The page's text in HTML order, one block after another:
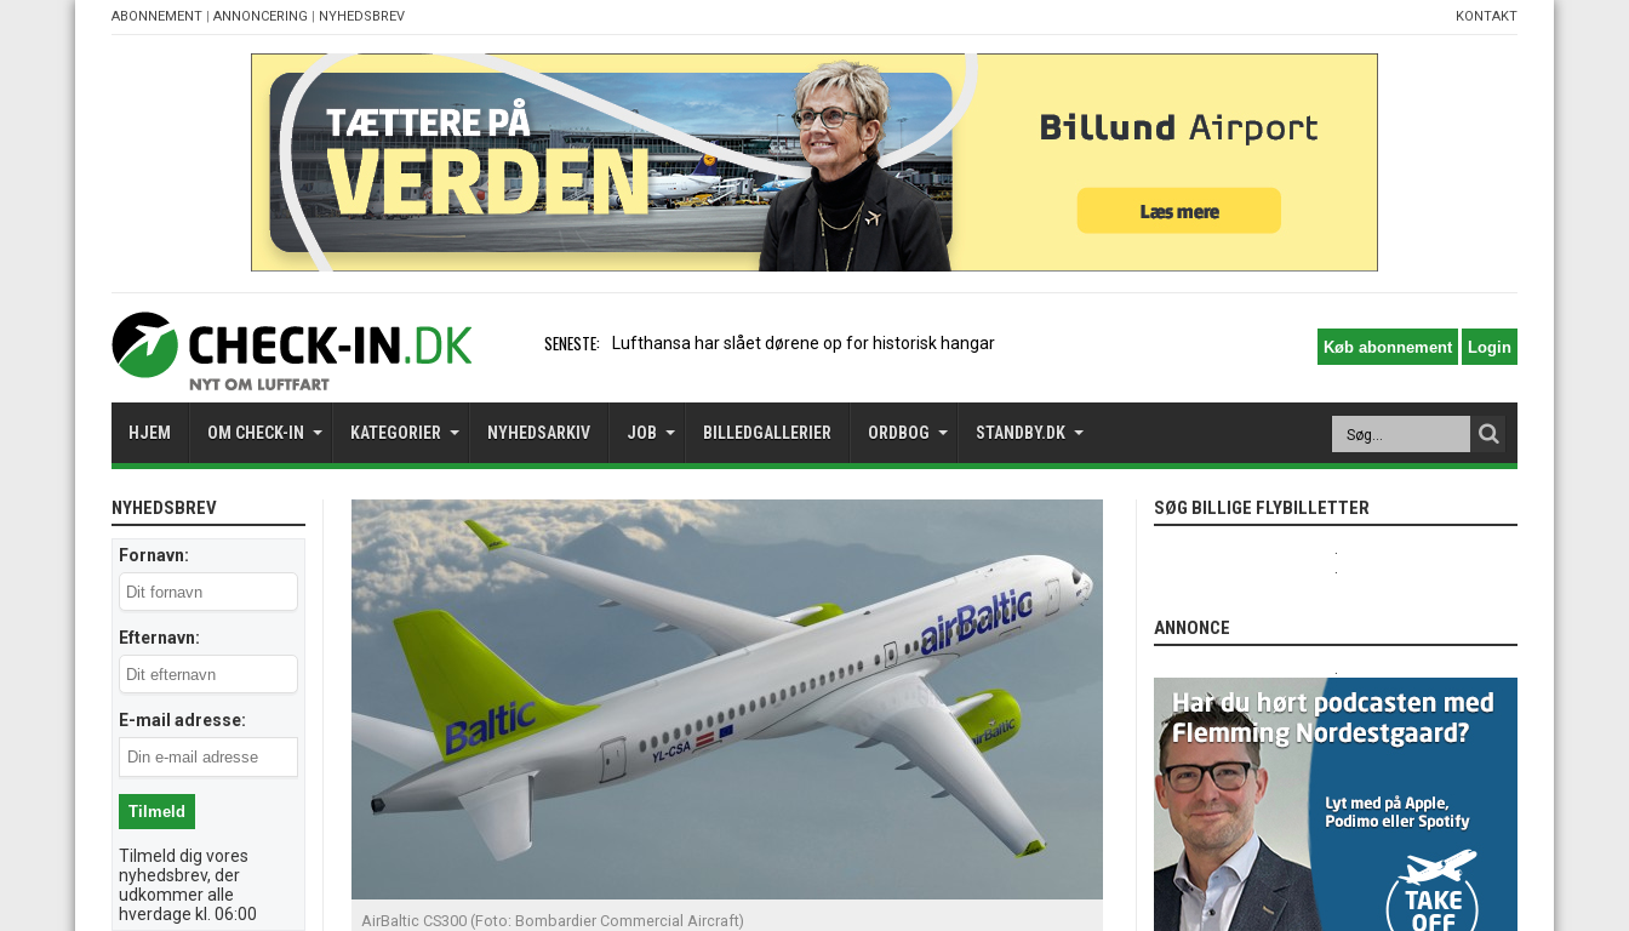
ABONNEMENT | ANNONCERING | NYHEDSBREV KONTAKT
SENESTE: Trods vækst: Mangler rejsem
HJEM OM CHECK-IN KATEGORIER NYHEDSARKIV JOB BILLEDGALLERIER ORDBOG STANDBY.DK
AirBaltic CS300 (Foto: Bombardier Commercial Aircraft)
NYHEDSBREV
Fornavn:
Efternavn:
E-mail adresse:
Tilmeld dig vores
nyhedsbrev, der
udkommer alle
hverdage kl. 06:00
SØG BILLIGE FLYBILLETTER
ANNONCE